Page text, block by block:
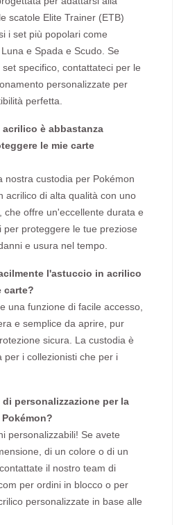
scatole Elite Trainer (ETB)
i set più popolari come
e Spada e Scudo. Se
specifico, contattateci per le
personalizzate per
perfetta.
è abbastanza
le mie carte
nostra custodia per Pokémon
acrilico di alta qualità con uno
che offre un'eccellente durata e
per proteggere le tue preziose
e usura nel tempo.
l'astuccio in acrilico
carte?
una funzione di facile accesso,
e semplice da aprire, pur
sicura. La custodia è
per i collezionisti che per i
personalizzazione per la
personalizzabili! Se avete
di un colore o di un
il nostro team di
per ordini in blocco o per
personalizzate in base alle